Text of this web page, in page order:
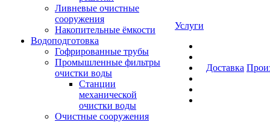
Ливневые очистные
сооружения
Накопительные ёмкости
Водоподготовка
Гофрированные трубы
Промышленные фильтры
очистки воды
Станции
механической
очистки воды
Очистные сооружения
Услуги
Доставка